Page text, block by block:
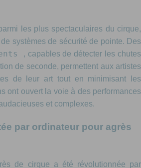
les plus spectaculaires du cirque,
systèmes de sécurité de pointe. Des
, capables de détecter les chutes
de seconde, permettent aux artistes
de leur art tout en minimisant les
ont ouvert la voie à des performances
et complexes.
par ordinateur pour agrès
de cirque a été révolutionnée par